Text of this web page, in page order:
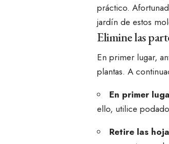
práctico.
jardín de estos
Elimine las
En primer lugar,
plantas. A
En primer
ello, utilice
Retire las